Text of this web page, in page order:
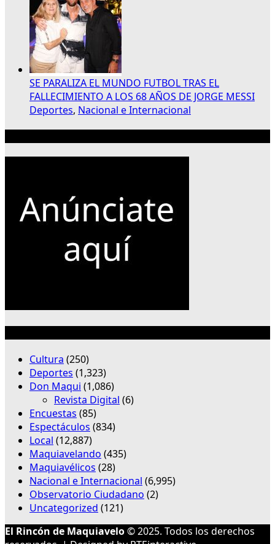
SE PARALIZA EL MUNDO FUTBOL TRAS EL
FALLECIMIENTO A LOS 68 AÑOS DE JORGE MESSI
Deportes, Nacional e Internacional
Cultura (250)
Deportes (1,323)
Don Maqui (1,086)
Revista Digital (6)
Encuestas (85)
Espectáculos (834)
Local (12,887)
Maquiavelando (435)
Maquiavélicos (28)
Nacional e Internacional (6,995)
Observatorio Ciudadano (2)
Uncategorized (121)
El Rincón de Maquiavelo© 2025. Todos los derechos